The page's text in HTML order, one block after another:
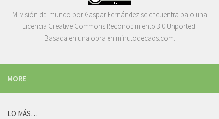
Mi visión del mundo por Gaspar Fernández se encuentra bajo una
Licencia Creative Commons Reconocimiento 3.0 Unported.
Basada en una obra en minutodecaos.com.
MORE
LO MÁS…